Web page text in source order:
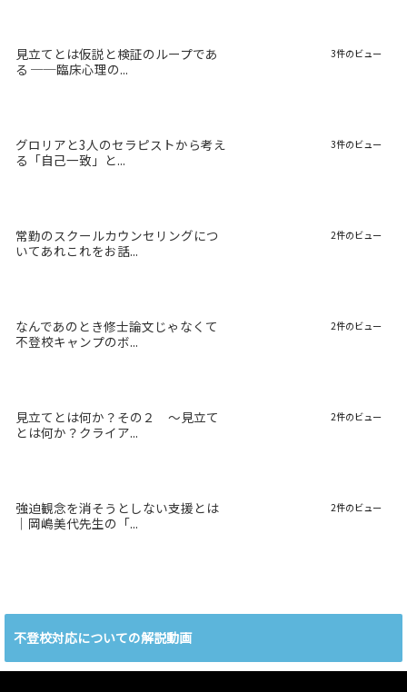
見立てとは仮説と検証のループであ
る ──臨床心理の...
3件のビュー
グロリアと3人のセラピストから考え
る「自己一致」と...
3件のビュー
常勤のスクールカウンセリングにつ
いてあれこれをお話...
2件のビュー
なんであのとき修士論文じゃなくて
不登校キャンプのボ...
2件のビュー
見立てとは何か？その２ 〜見立て
とは何か？クライア...
2件のビュー
強迫観念を消そうとしない支援とは
｜岡嶋美代先生の「...
2件のビュー
不登校対応についての解説動画